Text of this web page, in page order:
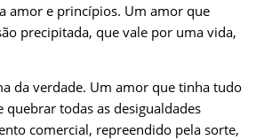
amor e princípios. Um amor que
precipitada, que vale por uma vida,
da verdade. Um amor que tinha tudo
quebrar todas as desigualdades
comercial, repreendido pela sorte,